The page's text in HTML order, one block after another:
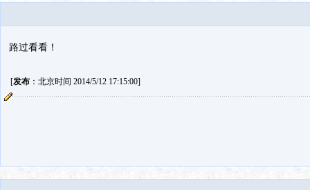
路过看看！
[发布：北京时间 2014/5/12 17:15:00]